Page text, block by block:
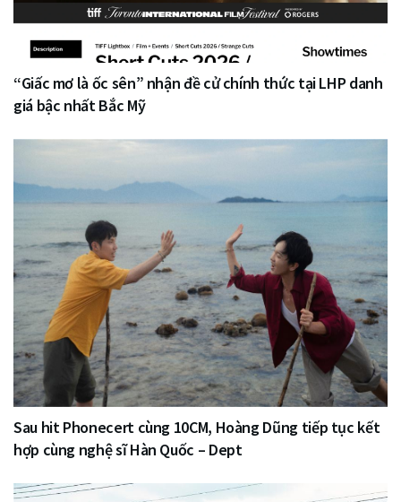
“Giấc mơ là ốc sên” nhận đề cử chính thức tại LHP danh
giá bậc nhất Bắc Mỹ
Sau hit Phonecert cùng 10CM, Hoàng Dũng tiếp tục kết
hợp cùng nghệ sĩ Hàn Quốc – Dept